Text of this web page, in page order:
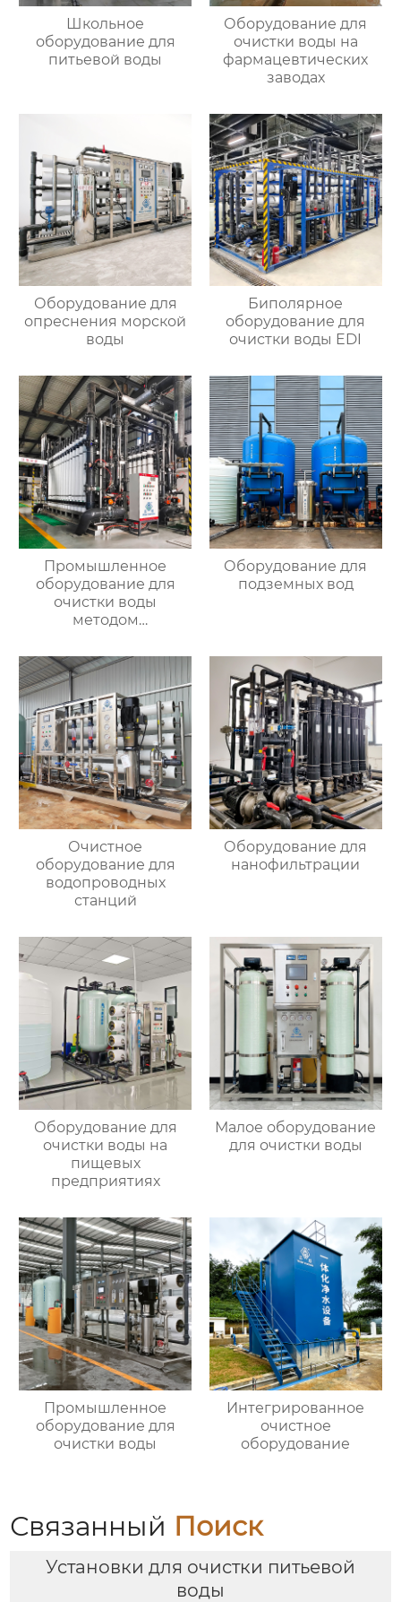
Школьное
оборудование для
питьевой воды
Оборудование для
очистки воды на
фармацевтических
заводах
Оборудование для
опреснения морской
воды
Биполярное
оборудование для
очистки воды EDI
Промышленное
оборудование для
очистки воды
методом
Оборудование для
подземных вод
Очистное
оборудование для
водопроводных
станций
Оборудование для
нанофильтрации
Оборудование для
очистки воды на
пищевых
предприятиях
Малое оборудование
для очистки воды
Промышленное
оборудование для
очистки воды
Интегрированное
очистное
оборудование
Связанный Поиск
Установки для очистки питьевой
воды